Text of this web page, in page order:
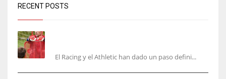
RECENT POSTS
El Racing y el Athletic han dado un paso defini...